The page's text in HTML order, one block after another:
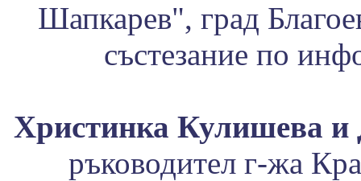
Шапкарев", град
състезание по
Христинка Кулишева
ръководител г-жа